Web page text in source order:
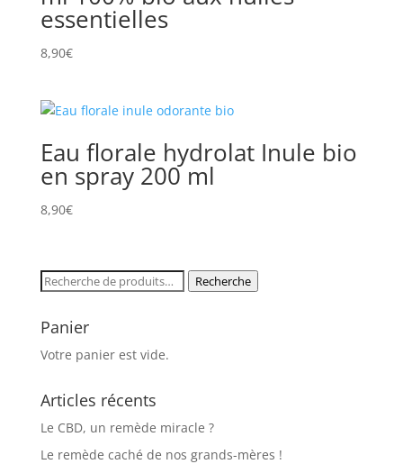
essentielles
8,90€
Eau florale hydrolat Inule bio
en spray 200 ml
8,90€
Recherche
Recherche
Panier
Votre panier est vide.
Articles récents
Le CBD, un remède miracle ?
Le remède caché de nos grands-mères !